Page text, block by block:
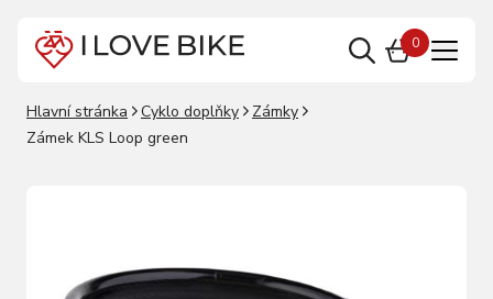
0
Hlavní stránka Cyklo doplňky
Zámky
Zámek KLS Loop green